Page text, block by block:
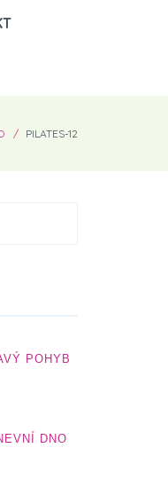
PILATES-12
POHYB
DNO